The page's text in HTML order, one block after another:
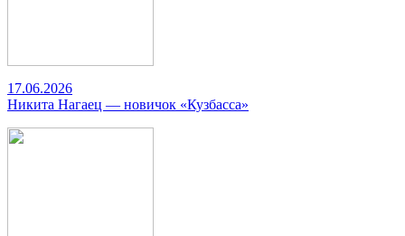
17.06.2026
Никита Нагаец — новичок «Кузбасса»